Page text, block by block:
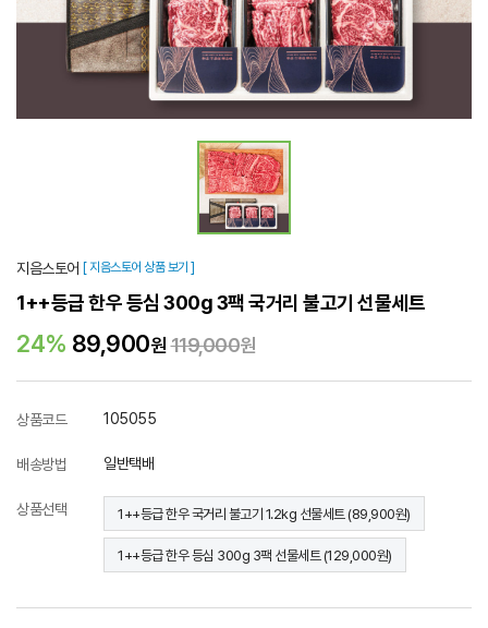
지음스토어 [ 지음스토어 상품 보기 ]
1++등급 한우 등심 300g 3팩 국거리 불고기 선물세트
24% 89,900원119,000원
상품코드 105055
배송방법 일반택배
상품선택 1++등급 한우 국거리 불고기 1.2kg 선물세트 (89,900원)
1++등급 한우 등심 300g 3팩 선물세트 (129,000원)